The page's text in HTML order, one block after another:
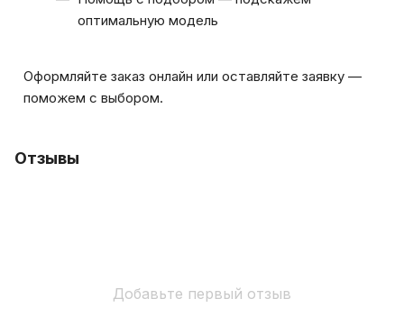
оптимальную модель
Оформляйте заказ онлайн или оставляйте заявку —
поможем с выбором.
Отзывы
Добавьте первый отзыв